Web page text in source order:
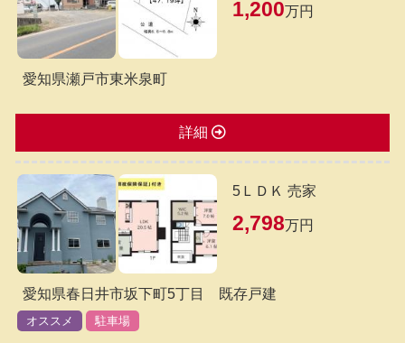
1,200万円
愛知県瀬戸市東米泉町
詳細
5ＬＤＫ 売家
2,798万円
愛知県春日井市坂下町5丁目 既存戸建
オススメ 駐車場